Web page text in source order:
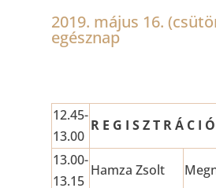
2019. május 16.
egésznap
12.45-
13.00
R E G I S Z T R Á C I Ó
13.00-
13.15
Hamza Zsolt